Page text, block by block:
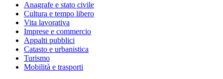
Anagrafe e stato civile
Cultura e tempo libero
Vita lavorativa
Imprese e commercio
Appalti pubblici
Catasto e urbanistica
Turismo
Mobilità e trasporti